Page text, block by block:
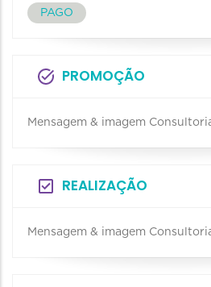
PAGO
PROMOÇÃO
Mensagem & imagem
REALIZAÇÃO
Mensagem & imagem